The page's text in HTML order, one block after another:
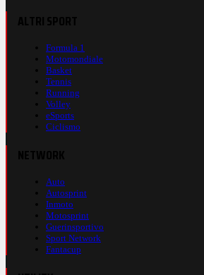
Formula 1
Motomondiale
Basket
Tennis
Running
Volley
eSports
Ciclismo
Auto
Autosprint
Inmoto
Motosprint
Guerinsportivo
Sport Network
Fantacup